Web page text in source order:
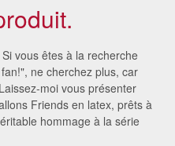
vous êtes à la recherche
ne cherchez plus, car
moi vous présenter
Friends en latex, prêts à
hommage à la série